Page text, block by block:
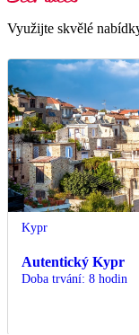
Využijte skvělé
Kypr
Autentický Kypr
Doba trvání: 8 hodin